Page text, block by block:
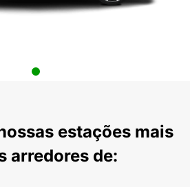
estações mais
arredores de: